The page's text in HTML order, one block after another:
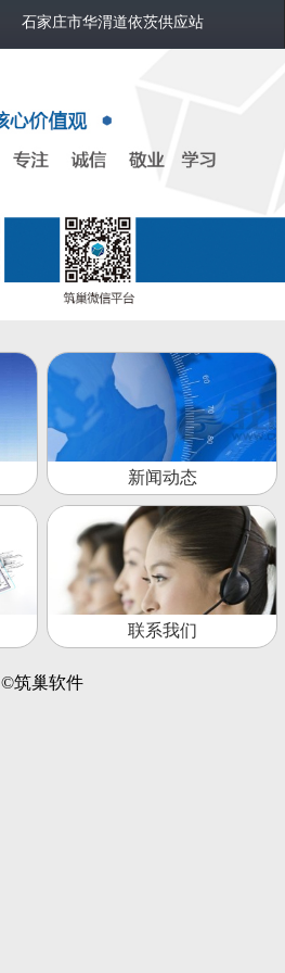
石家庄市华渭道依茨供应站
新闻动态
联系我们
©筑巢软件